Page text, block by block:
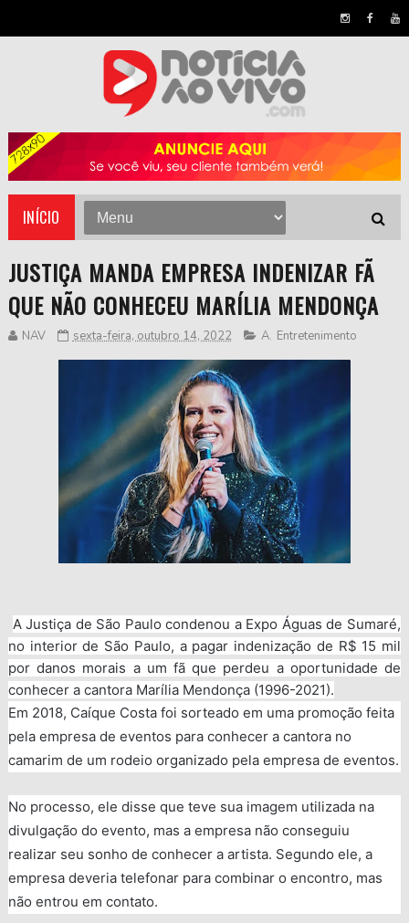
INÍCIO
JUSTIÇA MANDA EMPRESA INDENIZAR FÃ
QUE NÃO CONHECEU MARÍLIA MENDONÇA
NAV sexta-feira, outubro 14, 2022 A, Entretenimento
A Justiça de São Paulo condenou a Expo Águas de Sumaré,
no interior de São Paulo, a pagar indenização de R$ 15 mil
por danos morais a um fã que perdeu a oportunidade de
conhecer a cantora Marília Mendonça (1996-2021).
Em 2018, Caíque Costa foi sorteado em uma promoção feita
pela empresa de eventos para conhecer a cantora no
camarim de um rodeio organizado pela empresa de eventos.
No processo, ele disse que teve sua imagem utilizada na
divulgação do evento, mas a empresa não conseguiu
realizar seu sonho de conhecer a artista. Segundo ele, a
empresa deveria telefonar para combinar o encontro, mas
não entrou em contato.